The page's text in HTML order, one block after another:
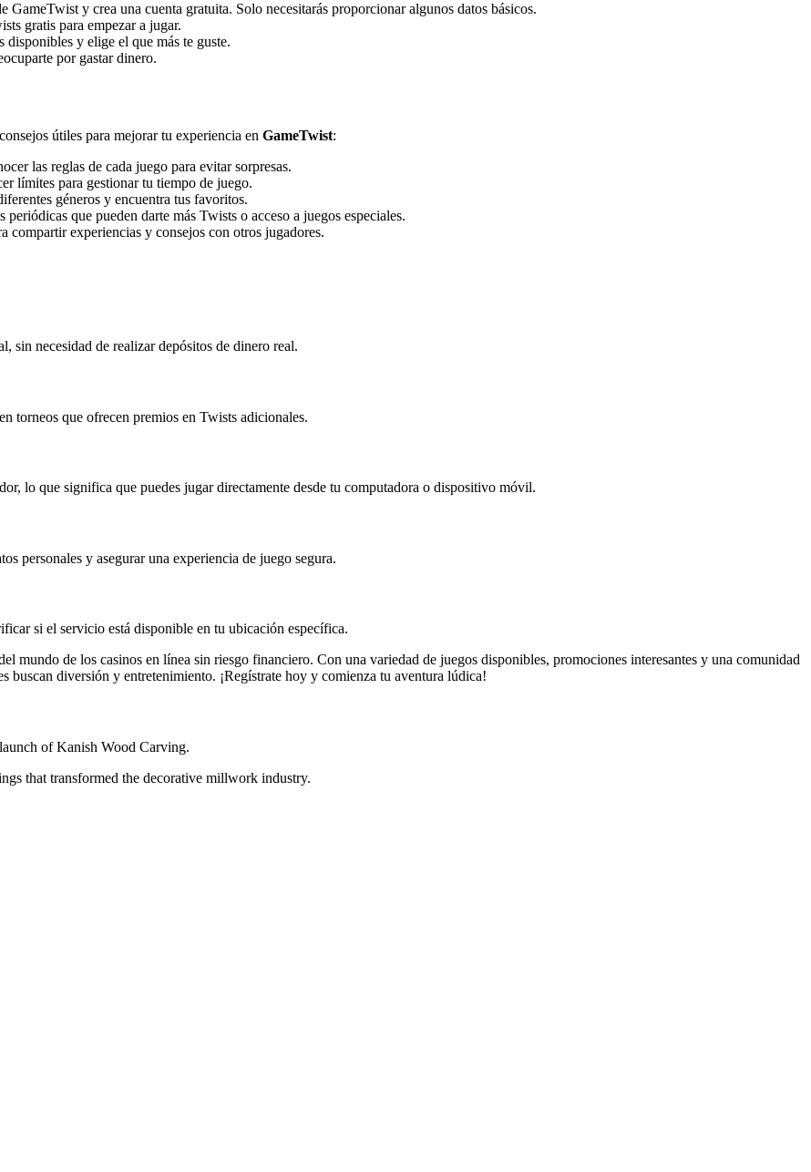
GameTwist y crea una cuenta gratuita. Solo necesitarás proporcionar algunos datos básicos.
gratis para empezar a jugar.
y elige el que más te guste.
por gastar dinero.
útiles para mejorar tu experiencia en GameTwist:
las reglas de cada juego para evitar sorpresas.
límites para gestionar tu tiempo de juego.
géneros y encuentra tus favoritos.
que pueden darte más Twists o acceso a juegos especiales.
compartir experiencias y consejos con otros jugadores.
sin necesidad de realizar depósitos de dinero real.
torneos que ofrecen premios en Twists adicionales.
lo que significa que puedes jugar directamente desde tu computadora o dispositivo móvil.
personales y asegurar una experiencia de juego segura.
si el servicio está disponible en tu ubicación específica.
mundo de los casinos en línea sin riesgo financiero. Con una variedad de juegos disponibles, promociones interesantes y una comunidad
buscan diversión y entretenimiento. ¡Regístrate hoy y comienza tu aventura lúdica!
of Kanish Wood Carving.
that transformed the decorative millwork industry.